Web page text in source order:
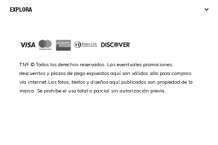
EXPLORA
TNF © Todos los derechos reservados. Las eventuales promociones,
descuentos y plazos de pago expuestos aquí son válidos sólo para compras
vía internet.Las fotos, textos y diseños aquí publicados son propiedad de la
marca. Se prohíbe el uso total o parcial sin autorización previa.